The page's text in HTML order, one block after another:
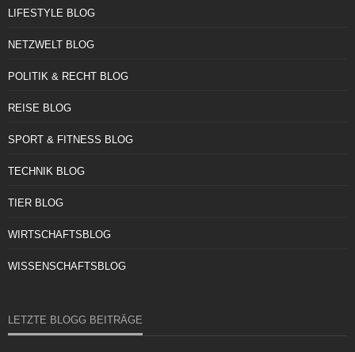
LIFESTYLE BLOG
NETZWELT BLOG
POLITIK & RECHT BLOG
REISE BLOG
SPORT & FITNESS BLOG
TECHNIK BLOG
TIER BLOG
WIRTSCHAFTSBLOG
WISSENSCHAFTSBLOG
LETZTE BLOGG BEITRÄGE